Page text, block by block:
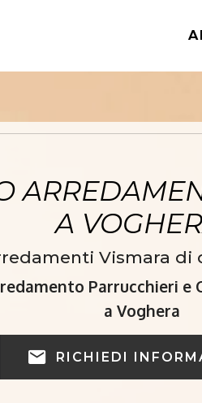
A
Vismara di
Parrucchieri e
a Voghera
RICHIEDI